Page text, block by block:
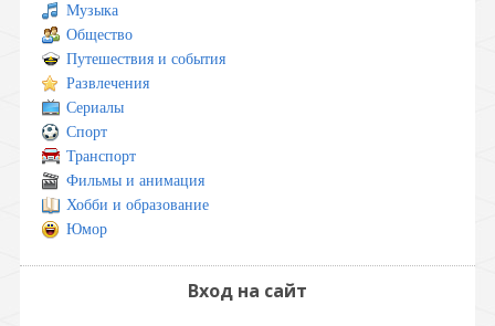
Музыка
Общество
Путешествия и события
Развлечения
Сериалы
Спорт
Транспорт
Фильмы и анимация
Хобби и образование
Юмор
Вход на сайт